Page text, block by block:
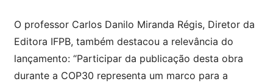
O professor Carlos Danilo Miranda Régis, Diretor da
Editora IFPB, também destacou a relevância do
lançamento: “Participar da publicação desta obra
durante a COP30 representa um marco para a